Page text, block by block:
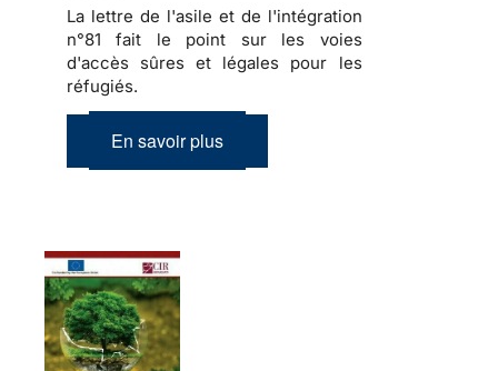
La lettre de l'asile et de l'intégration
n°81 fait le point sur les voies
d'accès sûres et légales pour les
réfugiés.
En savoir plus